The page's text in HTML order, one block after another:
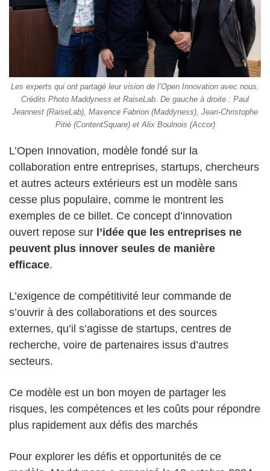
Les experts qui ont partagé leur vision de l’Open Innovation avec nous.
Crédits Photo Maddyness et RaiseLab. De gauche à droite : Paul
Jeannest (RaiseLab), Maxence Fabrion (Maddyness), Jean-Christophe
Pitié (ContentSquare) et Alix Boulnois (Accor)
L’Open Innovation, modèle fondé sur la
collaboration entre entreprises, startups, chercheurs
et autres acteurs extérieurs est un modèle sans
cesse plus populaire, comme le montrent les
exemples de ce billet. Ce concept d’innovation
ouvert repose sur l’idée que les entreprises ne
peuvent plus innover seules de manière
efficace.
L’exigence de compétitivité leur commande de
s’ouvrir à des collaborations et des sources
externes, qu’il s’agisse de startups, centres de
recherche, voire de partenaires issus d’autres
secteurs.
Ce modèle est un bon moyen de partager les
risques, les compétences et les coûts pour répondre
plus rapidement aux défis des marchés
Pour explorer les défis et opportunités de ce